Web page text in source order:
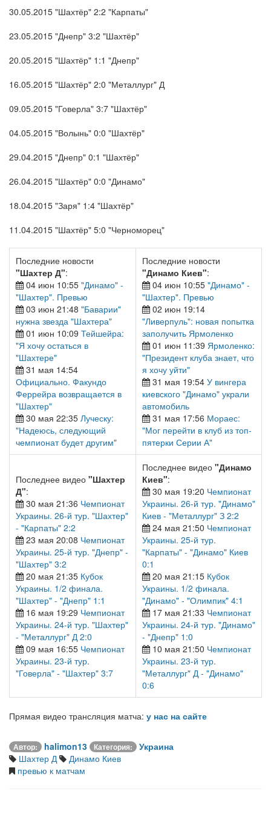
30.05.2015 "Шахтёр" 2:2 "Карпаты"
23.05.2015 "Днепр" 3:2 "Шахтёр"
20.05.2015 "Шахтёр" 1:1 "Днепр"
16.05.2015 "Шахтёр" 2:0 "Металлург" Д
09.05.2015 "Говерла" 3:7 "Шахтёр"
04.05.2015 "Волынь" 0:0 "Шахтёр"
29.04.2015 "Днепр" 0:1 "Шахтёр"
26.04.2015 "Шахтёр" 0:0 "Динамо"
18.04.2015 "Заря" 1:4 "Шахтёр"
11.04.2015 "Шахтёр" 5:0 "Черноморец"
Последние новости
"Шахтер Д":
04 июн 10:55 "Динамо" -
"Шахтер". Превью
03 июн 21:48 "Баварии"
нужна звезда "Шахтера"
01 июн 10:09 Тейшейра:
"Я хочу остаться в
"Шахтере"
31 мая 14:54
Официально. Факундо
Феррейра возвращается в
"Шахтер"
30 мая 22:35 Луческу:
"Надеюсь, следующий
чемпионат будет другим"
Последние новости
"Динамо Киев":
04 июн 10:55 "Динамо" -
"Шахтер". Превью
02 июн 19:14
"Ливерпуль": новая попытка
заполучить Ярмоленко
01 июн 11:39 Ярмоленко:
"Президент клуба знает, что
я хочу уйти"
31 мая 19:54 У вингера
киевского "Динамо" украли
автомобиль
31 мая 17:56 Мораес:
"Мог перейти в клуб из топ-
пятерки Серии А"
Последнее видео "Шахтер
Д":
30 мая 21:36 Чемпионат
Украины. 26-й тур. "Шахтер"
- "Карпаты" 2:2
23 мая 20:08 Чемпионат
Украины. 25-й тур. "Днепр" -
"Шахтер" 3:2
20 мая 21:35 Кубок
Украины. 1/2 финала.
"Шахтер" - "Днепр" 1:1
16 мая 19:29 Чемпионат
Украины. 24-й тур. "Шахтер"
- "Металлург" Д 2:0
09 мая 16:55 Чемпионат
Украины. 23-й тур.
"Говерла" - "Шахтер" 3:7
Последнее видео "Динамо
Киев":
30 мая 19:20 Чемпионат
Украины. 26-й тур. "Динамо"
Киев - "Металлург" З 2:2
24 мая 21:50 Чемпионат
Украины. 25-й тур.
"Карпаты" - "Динамо" Киев
0:1
20 мая 21:15 Кубок
Украины. 1/2 финала.
"Динамо" - "Олимпик" 4:1
17 мая 21:33 Чемпионат
Украины. 24-й тур. "Динамо"
- "Днепр" 1:0
10 мая 21:50 Чемпионат
Украины. 23-й тур.
"Металлург" Д - "Динамо"
0:6
Прямая видео трансляция матча: у нас на сайте
Автор: halimon13 Категория:
Украина
Шахтер Д
Динамо Киев
превью к матчам